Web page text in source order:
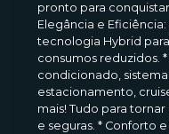
pronto para
Elegância e
tecnologia Hybrid
consumos reduzidos.
condicionado,
estacionamento,
mais! Tudo para tornar
e seguras. * Conforto